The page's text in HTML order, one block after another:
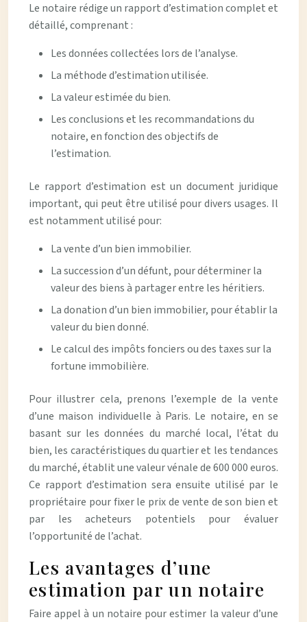
Le notaire rédige un rapport d’estimation complet et
détaillé, comprenant :
Les données collectées lors de l’analyse.
La méthode d’estimation utilisée.
La valeur estimée du bien.
Les conclusions et les recommandations du
notaire, en fonction des objectifs de
l’estimation.
Le rapport d’estimation est un document juridique
important, qui peut être utilisé pour divers usages. Il
est notamment utilisé pour:
La vente d’un bien immobilier.
La succession d’un défunt, pour déterminer la
valeur des biens à partager entre les héritiers.
La donation d’un bien immobilier, pour établir la
valeur du bien donné.
Le calcul des impôts fonciers ou des taxes sur la
fortune immobilière.
Pour illustrer cela, prenons l’exemple de la vente
d’une maison individuelle à Paris. Le notaire, en se
basant sur les données du marché local, l’état du
bien, les caractéristiques du quartier et les tendances
du marché, établit une valeur vénale de 600 000 euros.
Ce rapport d’estimation sera ensuite utilisé par le
propriétaire pour fixer le prix de vente de son bien et
par les acheteurs potentiels pour évaluer
l’opportunité de l’achat.
Les avantages d’une
estimation par un notaire
Faire appel à un notaire pour estimer la valeur d’une